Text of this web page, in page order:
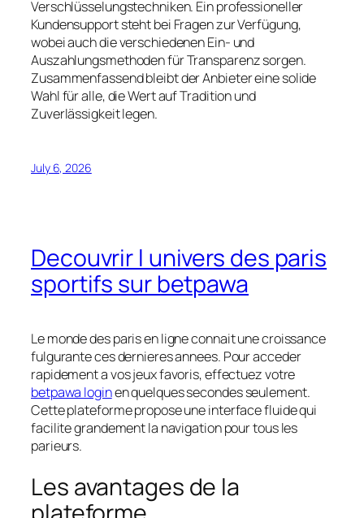
Verschlüsselungstechniken. Ein professioneller
Kundensupport steht bei Fragen zur Verfügung,
wobei auch die verschiedenen Ein- und
Auszahlungsmethoden für Transparenz sorgen.
Zusammenfassend bleibt der Anbieter eine solide
Wahl für alle, die Wert auf Tradition und
Zuverlässigkeit legen.
July 6, 2026
Decouvrir l univers des paris
sportifs sur betpawa
Le monde des paris en ligne connait une croissance
fulgurante ces dernieres annees. Pour acceder
rapidement a vos jeux favoris, effectuez votre
betpawa loginen quelques secondes seulement.
Cette plateforme propose une interface fluide qui
facilite grandement la navigation pour tous les
parieurs.
Les avantages de la